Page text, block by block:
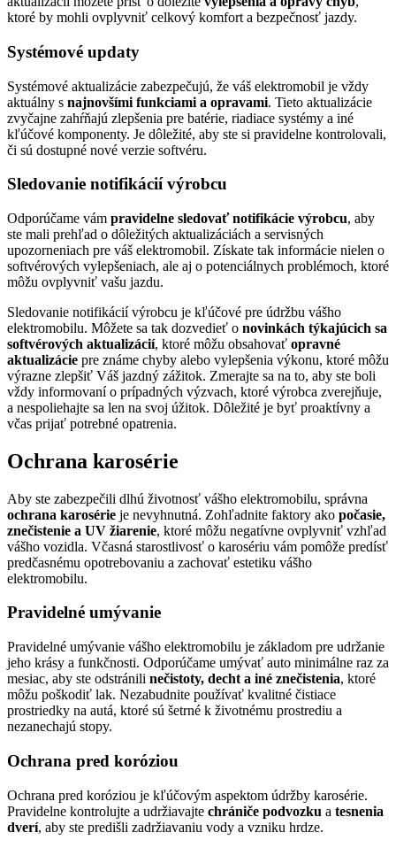
ktoré by mohli ovplyvniť celkový komfort a bezpečnosť jazdy.
Systémové updaty
Systémové aktualizácie zabezpečujú, že váš elektromobil je vždy
aktuálny s najnovšími funkciami a opravami. Tieto aktualizácie
zvyčajne zahŕňajú zlepšenia pre batérie, riadiace systémy a iné
kľúčové komponenty. Je dôležité, aby ste si pravidelne kontrolovali,
či sú dostupné nové verzie softvéru.
Sledovanie notifikácií výrobcu
Odporúčame vám pravidelne sledovať notifikácie výrobcu, aby
ste mali prehľad o dôležitých aktualizáciách a servisných
upozorneniach pre váš elektromobil. Získate tak informácie nielen o
softvérových vylepšeniach, ale aj o potenciálnych problémoch, ktoré
môžu ovplyvniť vašu jazdu.
Sledovanie notifikácií výrobcu je kľúčové pre údržbu vášho
elektromobilu. Môžete sa tak dozvedieť o novinkách týkajúcich sa
softvérových aktualizácií, ktoré môžu obsahovať opravné
aktualizácie pre známe chyby alebo vylepšenia výkonu, ktoré môžu
výrazne zlepšiť Váš jazdný zážitok. Zmerajte sa na to, aby ste boli
vždy informovaní o prípadných výzvach, ktoré výrobca zverejňuje,
a nespoliehajte sa len na svoj úžitok. Dôležité je byť proaktívny a
včas prijať potrebné opatrenia.
Ochrana karosérie
Aby ste zabezpečili dlhú životnosť vášho elektromobilu, správna
ochrana karosérie je nevyhnutná. Zohľadnite faktory ako počasie,
znečistenie a UV žiarenie, ktoré môžu negatívne ovplyvniť vzhľad
vášho vozidla. Včasná starostlivosť o karosériu vám pomôže predísť
predčasnému opotrebovaniu a zachovať estetiku vášho
elektromobilu.
Pravidelné umývanie
Pravidelné umývanie vášho elektromobilu je základom pre udržanie
jeho krásy a funkčnosti. Odporúčame umývať auto minimálne raz za
mesiac, aby ste odstránili nečistoty, decht a iné znečistenia, ktoré
môžu poškodiť lak. Nezabudnite používať kvalitné čistiace
prostriedky na autá, ktoré sú šetrné k životnému prostrediu a
nezanechajú stopy.
Ochrana pred koróziou
Ochrana pred koróziou je kľúčovým aspektom údržby karosérie.
Pravidelne kontrolujte a udržiavajte chrániče podvozku a tesnenia
dverí, aby ste predišli zadržiavaniu vody a vzniku hrdze.